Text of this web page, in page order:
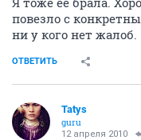
повезло с
ни у кого нет жалоб.
ОТВЕТИТЬ
Tatys
guru
12 апреля 2010